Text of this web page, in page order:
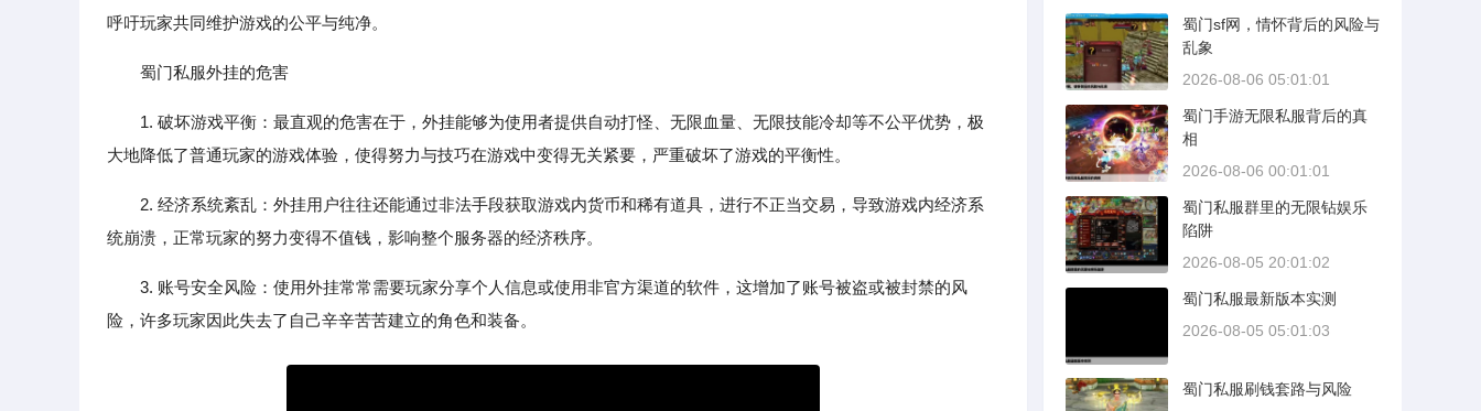
呼吁玩家共同维护游戏的公平与纯净。
蜀门私服外挂的危害
1. 破坏游戏平衡：最直观的危害在于，外挂能够为使用者提供自动打怪、无限血量、无限技能冷却等不公平优势，极
大地降低了普通玩家的游戏体验，使得努力与技巧在游戏中变得无关紧要，严重破坏了游戏的平衡性。
2. 经济系统紊乱：外挂用户往往还能通过非法手段获取游戏内货币和稀有道具，进行不正当交易，导致游戏内经济系
统崩溃，正常玩家的努力变得不值钱，影响整个服务器的经济秩序。
3. 账号安全风险：使用外挂常常需要玩家分享个人信息或使用非官方渠道的软件，这增加了账号被盗或被封禁的风
险，许多玩家因此失去了自己辛辛苦苦建立的角色和装备。
蜀门sf网，情怀背后的风险与
乱象
2026-08-06 05:01:01
蜀门手游无限私服背后的真
相
2026-08-06 00:01:01
蜀门私服群里的无限钻娱乐
陷阱
2026-08-05 20:01:02
蜀门私服最新版本实测
2026-08-05 05:01:03
蜀门私服刷钱套路与风险